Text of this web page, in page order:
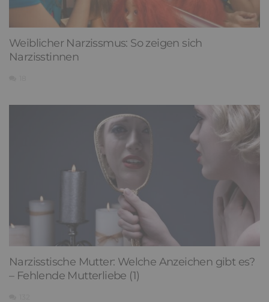
Weiblicher Narzissmus: So zeigen sich
Narzisstinnen
Narzisstische Mutter: Welche Anzeichen gibt es?
– Fehlende Mutterliebe (1)